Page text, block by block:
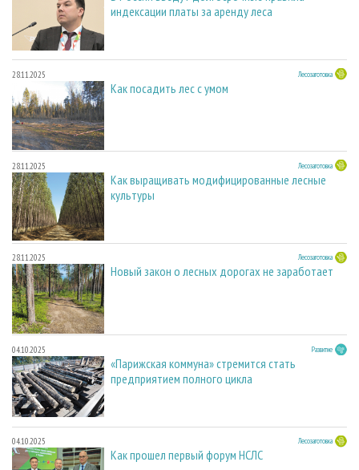
индексации платы за аренду леса
28.11.2025 Лесозаготовка
Как посадить лес с умом
28.11.2025 Лесозаготовка
Как выращивать модифицированные лесные
культуры
28.11.2025 Лесозаготовка
Новый закон о лесных дорогах не заработает
04.10.2025 Развитие
«Парижская коммуна» стремится стать
предприятием полного цикла
04.10.2025 Лесозаготовка
Как прошел первый форум НСЛС